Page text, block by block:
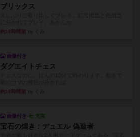
ブリックス
約12時間前
画像付き
ダグエイトチェス
約12時間前
画像付き 充実
宝石の煌き：デュエル 偽造者